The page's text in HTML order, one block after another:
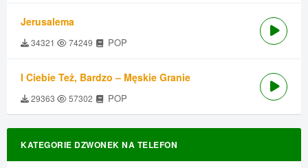
Jerusalema
34321 74249 POP
I Ciebie Też, Bardzo – Męskie Granie
29363 57302 POP
KATEGORIE DZWONEK NA TELEFON